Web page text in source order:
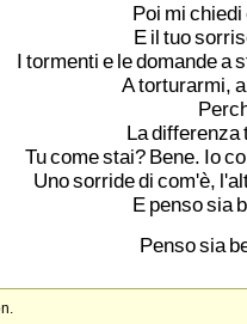
Poi mi chiedi
E il tuo
I tormenti e ledomandea
Atorturarmi, a
Ladifferenza
Tucomestai? Bene. Io
Unosorridedi com'è,
E pensosia
Pensosia